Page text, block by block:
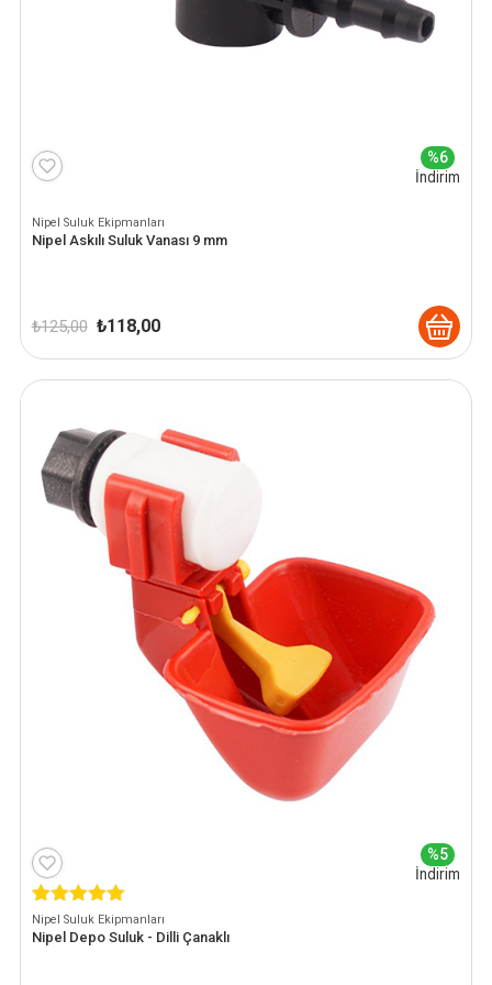
%6
İndirim
Nipel Suluk Ekipmanları
Nipel Askılı Suluk Vanası 9 mm
₺125,00 Orijinal
₺ 125,00.
₺118,00Şu
fiyat:
₺ 118,00.
%5
İndirim
1
müşteri
puanına
Nipel Suluk Ekipmanları
Nipel Depo Suluk - Dilli Çanaklı